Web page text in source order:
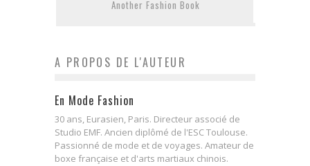
Another Fashion Book
A PROPOS DE L'AUTEUR
En Mode Fashion
30 ans, Eurasien, Paris. Directeur associé de
Studio EMF. Ancien diplômé de l'ESC Toulouse.
Passionné de mode et de voyages. Amateur de
boxe française et d'arts martiaux chinois.